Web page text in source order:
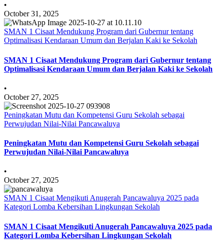
•
October 31, 2025
SMAN 1 Cisaat Mendukung Program dari Gubernur tentang
Optimalisasi Kendaraan Umum dan Berjalan Kaki ke Sekolah
SMAN 1 Cisaat Mendukung Program dari Gubernur tentang
Optimalisasi Kendaraan Umum dan Berjalan Kaki ke Sekolah
•
October 27, 2025
Peningkatan Mutu dan Kompetensi Guru Sekolah sebagai
Perwujudan Nilai-Nilai Pancawaluya
Peningkatan Mutu dan Kompetensi Guru Sekolah sebagai
Perwujudan Nilai-Nilai Pancawaluya
•
October 27, 2025
SMAN 1 Cisaat Mengikuti Anugerah Pancawaluya 2025 pada
Kategori Lomba Kebersihan Lingkungan Sekolah
SMAN 1 Cisaat Mengikuti Anugerah Pancawaluya 2025 pada
Kategori Lomba Kebersihan Lingkungan Sekolah